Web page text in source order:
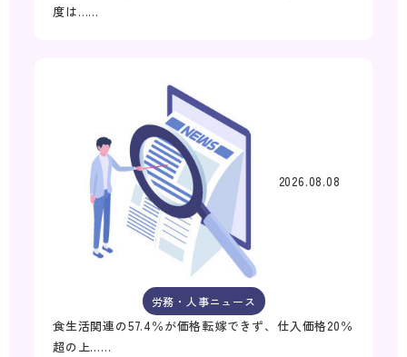
度は……
2026.08.08
労務・人事ニュース
食生活関連の57.4％が価格転嫁できず、仕入価格20％
超の上……